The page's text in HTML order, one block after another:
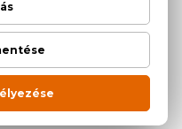
Men - Tölgyfakéreg és
2 in 1 tusfürdő és sampon
1.720 Ft